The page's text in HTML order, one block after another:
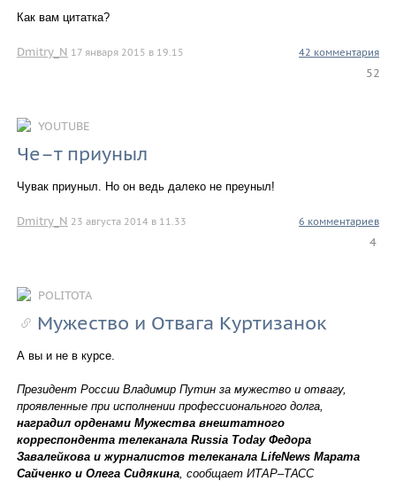
Как вам цитатка?
Dmitry_N 17 января 2015 в 19.15 42 комментария
52
YOUTUBE
Че–т приуныл
Чувак приуныл. Но он ведь далеко не преуныл!
Dmitry_N 23 августа 2014 в 11.33 6 комментариев
4
POLITOTA
Мужество и Отвага Куртизанок
А вы и не в курсе.
Президент России Владимир Путин за мужество и отвагу,
проявленные при исполнении профессионального долга,
наградил орденами Мужества внештатного
корреспондента телеканала Russia Today Федора
Завалейкова и журналистов телеканала LifeNews Марата
Сайченко и Олега Сидякина, сообщает ИТАР–ТАСС